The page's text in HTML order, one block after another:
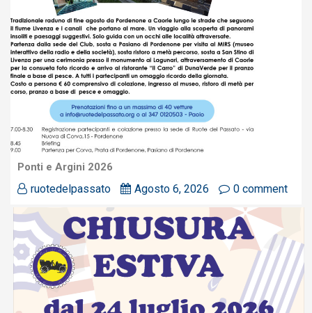
Ponti e Argini 2026
ruotedelpassato Agosto 6, 2026 0 comment